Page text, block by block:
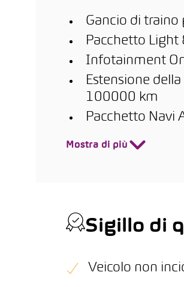
Gancio di
Pacchetto Light
Infotainment
Estensione
100000 km
Pacchetto Navi
Mostra di più
Sigillo di
Veicolo non